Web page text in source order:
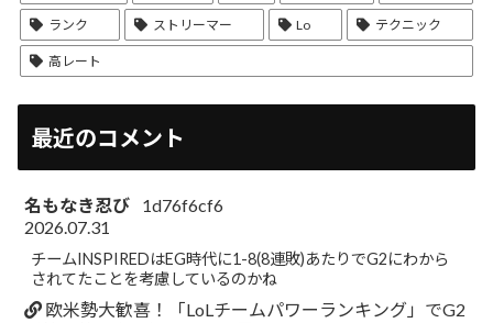
ランク ストリーマー Lo テクニック
高レート
最近のコメント
名もなき忍び
1d76f6cf6
2026.07.31
チームINSPIREDはEG時代に1-8(8連敗)あたりでG2にわから
されてたことを考慮しているのかね
欧米勢大歓喜！「LoLチームパワーランキング」でG2